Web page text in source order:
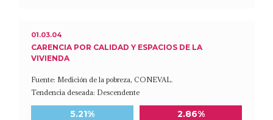
01.03.04
CARENCIA POR CALIDAD Y ESPACIOS DE LA
VIVIENDA
Fuente: Medición de la pobreza, CONEVAL.
Tendencia deseada: Descendente
5.21% Meta a 2030
2.86%